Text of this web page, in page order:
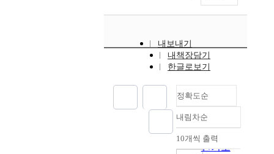
내보내기
내책장담기
한글로보기
정확도순
정확도
순
인기도
내림차순
내림차순
10개씩 출력